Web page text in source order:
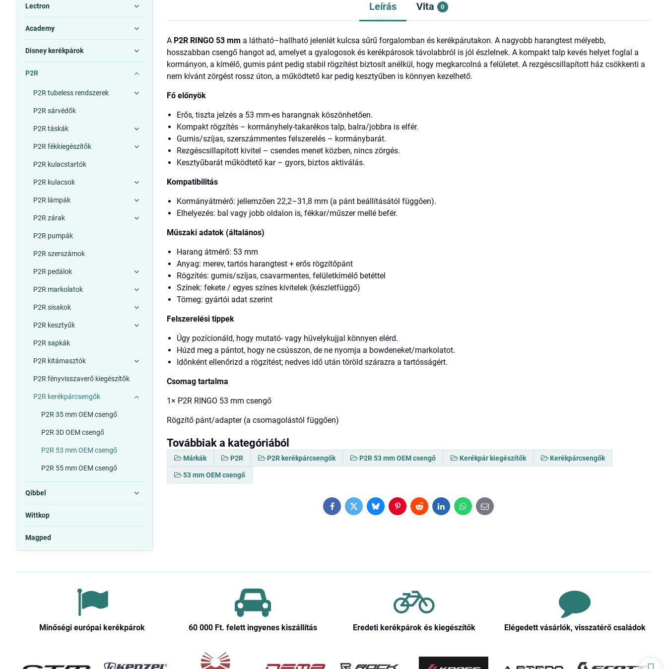
Leírás Vita 0
A P2R RINGO 53 mm a látható–hallható jelenlét kulcsa sűrű forgalomban és kerékpárutakon. A nagyobb harangtest mélyebb,
hosszabban csengő hangot ad, amelyet a gyalogosok és kerékpárosok távolabbról is jól észlelnek. A kompakt talp kevés helyet foglal a
kormányon, a kímélő, gumis pánt pedig stabil rögzítést biztosít anélkül, hogy megkarcolná a felületet. A rezgéscsillapított ház csökkenti a
nem kívánt zörgést rossz úton, a működtető kar pedig kesztyűben is könnyen kezelhető.
Fő előnyök
Erős, tiszta jelzés a 53 mm-es harangnak köszönhetően.
Kompakt rögzítés – kormányhely-takarékos talp, balra/jobbra is elfér.
Gumis/szíjas, szerszámmentes felszerelés – kormánybarát.
Rezgéscsillapított kivitel – csendes menet közben, nincs zörgés.
Kesztyűbarát működtető kar – gyors, biztos aktiválás.
Kompatibilitás
Kormányátmérő: jellemzően 22,2–31,8 mm (a pánt beállításától függően).
Elhelyezés: bal vagy jobb oldalon is, fékkar/műszer mellé befér.
Műszaki adatok (általános)
Harang átmérő: 53 mm
Anyag: merev, tartós harangtest + erős rögzítőpánt
Rögzítés: gumis/szíjas, csavarmentes, felületkímélő betéttel
Színek: fekete / egyes színes kivitelek (készletfüggő)
Tömeg: gyártói adat szerint
Felszerelési tippek
Úgy pozícionáld, hogy mutató- vagy hüvelykujjal könnyen elérd.
Húzd meg a pántot, hogy ne csússzon, de ne nyomja a bowdeneket/markolatot.
Időnként ellenőrizd a rögzítést; nedves idő után töröld szárazra a tartósságért.
Csomag tartalma
1× P2R RINGO 53 mm csengő
Rögzítő pánt/adapter (a csomagolástól függően)
Továbbiak a kategóriából
Márkák P2R P2R kerékpárcsengők P2R 53 mm OEM csengő Kerékpár kiegészítők Kerékpárcsengők
53 mm OEM csengő
FacebookTwitterBlueskyPinterestRedditLinkedInWhatsApp
E-
mail
Lectron
Academy
Disney kerékpárok
P2R
P2R tubeless rendszerek
P2R sárvédők
P2R táskák
P2R fékkiegészítők
P2R kulacstartók
P2R kulacsok
P2R lámpák
P2R zárak
P2R pumpák
P2R szerszámok
P2R pedálok
P2R markolatok
P2R sisakok
P2R kesztyűk
P2R sapkák
P2R kitámasztók
P2R fényvisszaverő kiegészítők
P2R kerékpárcsengők
P2R 35 mm OEM csengő
P2R 3D OEM csengő
P2R 53 mm OEM csengő
P2R 55 mm OEM csengő
Qibbel
Wittkop
Magped
Minőségi európai kerékpárok 60 000 Ft​. felett ingyenes kiszállítás Eredeti kerékpárok és kiegészítők Elégedett vásárlók, visszatérő családok